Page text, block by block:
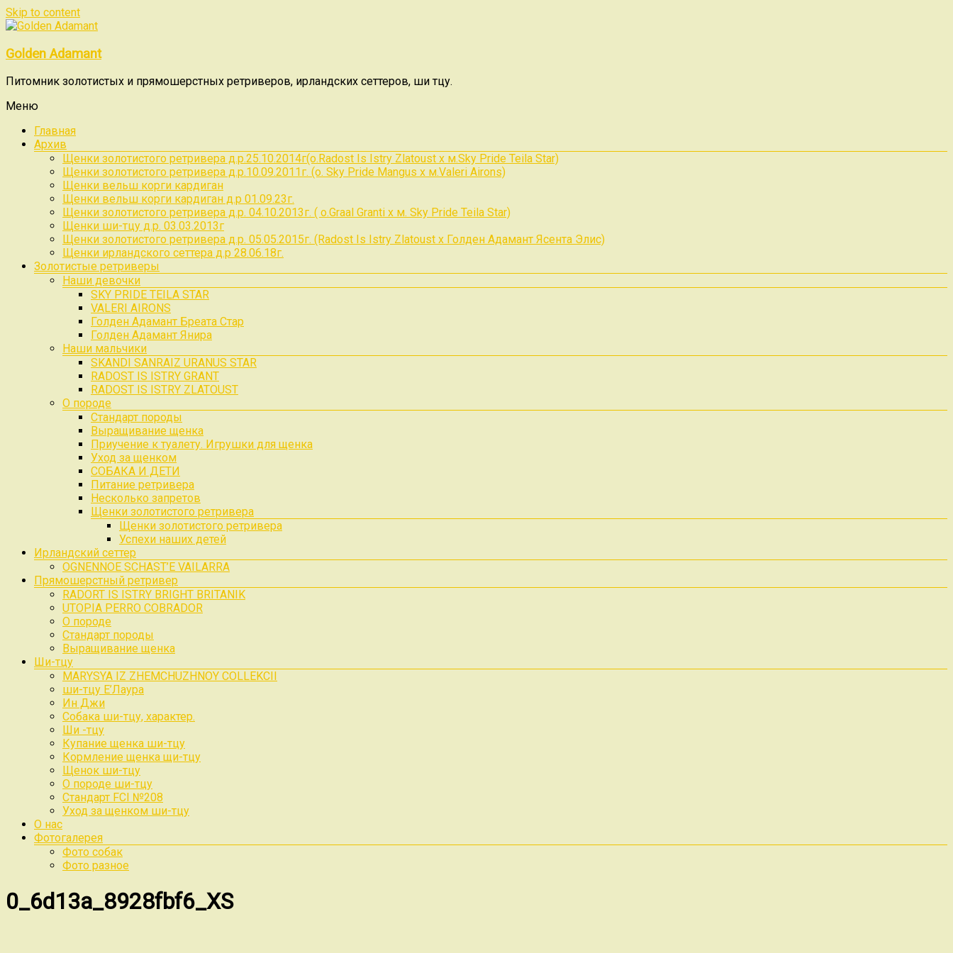
Skip to content
Golden Adamant
Питомник золотистых и прямошерстных ретриверов, ирландских сеттеров, ши тцу.
Меню
Главная
Архив
Щенки золотистого ретривера д.р.25.10.2014г(о.Radost Is Istry Zlatoust x м.Sky Pride Teila Star)
Щенки золотистого ретривера д.р.10.09.2011г. (о. Sky Pride Mangus x м.Valeri Airons)
Щенки вельш корги кардиган
Щенки вельш корги кардиган д.р 01.09.23г.
Щенки золотистого ретривера д.р. 04.10.2013г. ( о.Graal Granti x м. Sky Pride Teila Star)
Щенки ши-тцу д.р. 03.03.2013г
Щенки золотистого ретривера д.р. 05.05.2015г. (Radost Is Istry Zlatoust x Голден Адамант Ясента Элис)
Щенки ирландского сеттера д.р 28.06.18г.
Золотистые ретриверы
Наши девочки
SKY PRIDE TEILA STAR
VALERI AIRONS
Голден Адамант Бреата Стар
Голден Адамант Янира
Наши мальчики
SKANDI SANRAIZ URANUS STAR
RADOST IS ISTRY GRANT
RADOST IS ISTRY ZLATOUST
О породе
Стандарт породы
Выращивание щенка
Приучение к туалету. Игрушки для щенка
Уход за щенком
СОБАКА И ДЕТИ
Питание ретривера
Несколько запретов
Щенки золотистого ретривера
Щенки золотистого ретривера
Успехи наших детей
Ирландский сеттер
OGNENNOE SCHAST’E VAILARRA
Прямошерстный ретривер
RADORT IS ISTRY BRIGHT BRITANIK
UTOPIA PERRO COBRADOR
О породе
Стандарт породы
Выращивание щенка
Ши-тцу
MARYSYA IZ ZHEMCHUZHNOY COLLEKCII
ши-тцу Е’Лаура
Ин Джи
Собака ши-тцу, характер.
Ши -тцу
Купание щенка ши-тцу
Кормление щенка щи-тцу
Щенок ши-тцу
О породе ши-тцу
Стандарт FCI №208
Уход за щенком ши-тцу
О нас
Фотогалерея
Фото собак
Фото разное
0_6d13a_8928fbf6_XS